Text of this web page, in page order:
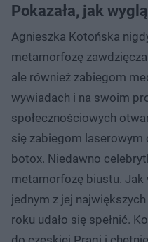
Pokazała, jak
Agnieszka Kotońska
metamorfozę
ale również zabiegom
wywiadach i na swoim
społecznościowych
się zabiegom laserowym
botox. Niedawno
metamorfozę biustu. Jak
jednym z jej
roku udało się spełnić.